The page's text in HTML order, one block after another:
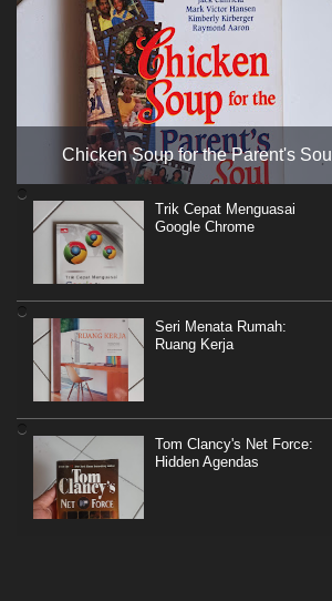
Chicken Soup for the Parent's Soul
Trik Cepat Menguasai
Google Chrome
Seri Menata Rumah:
Ruang Kerja
Tom Clancy's Net Force:
Hidden Agendas